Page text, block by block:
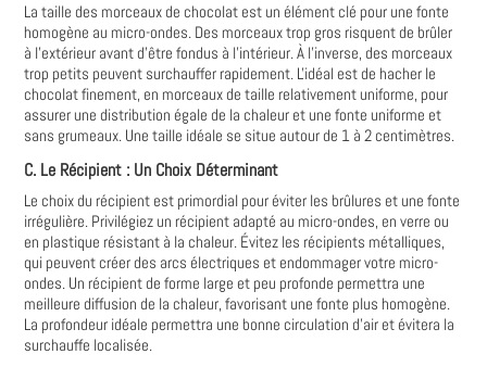
La taille des morceaux de chocolat est un élément clé pour une fonte
homogène au micro-ondes. Des morceaux trop gros risquent de brûler
à l'extérieur avant d'être fondus à l'intérieur. À l'inverse, des morceaux
trop petits peuvent surchauffer rapidement. L'idéal est de hacher le
chocolat finement, en morceaux de taille relativement uniforme, pour
assurer une distribution égale de la chaleur et une fonte uniforme et
sans grumeaux. Une taille idéale se situe autour de 1 à 2 centimètres.
C. Le Récipient : Un Choix Déterminant
Le choix du récipient est primordial pour éviter les brûlures et une fonte
irrégulière. Privilégiez un récipient adapté au micro-ondes, en verre ou
en plastique résistant à la chaleur. Évitez les récipients métalliques,
qui peuvent créer des arcs électriques et endommager votre micro-
ondes. Un récipient de forme large et peu profonde permettra une
meilleure diffusion de la chaleur, favorisant une fonte plus homogène.
La profondeur idéale permettra une bonne circulation d’air et évitera la
surchauffe localisée.